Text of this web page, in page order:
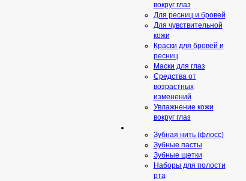
вокруг глаз
Для ресниц и бровей
Для чувствительной
кожи
Краски для бровей и
ресниц
Маски для глаз
Средства от
возрастных
изменений
Увлажнение кожи
вокруг глаз
Зубная нить (флосс)
Зубные пасты
Зубные щетки
Наборы для полости
рта